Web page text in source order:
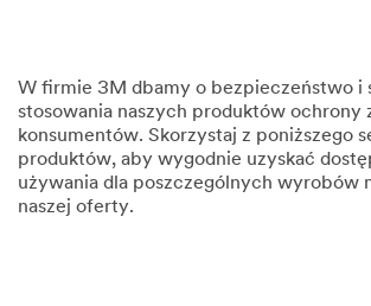
W firmie 3M dbamy o bezpieczeństwo i
stosowania naszych produktów ochrony
konsumentów. Skorzystaj z poniższego
produktów, aby wygodnie uzyskać
używania dla poszczególnych wyrobów
naszej oferty.